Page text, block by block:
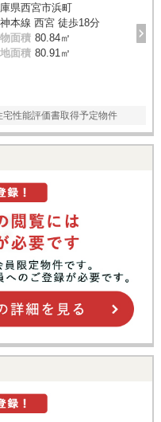
県西宮市浜町
本線 西宮 徒歩18分
面積 80.84㎡
面積 80.91㎡
性能評価書取得予定物件